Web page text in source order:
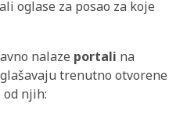
oglase za posao za koje
nalaze portali na
trenutno otvorene
od njih: